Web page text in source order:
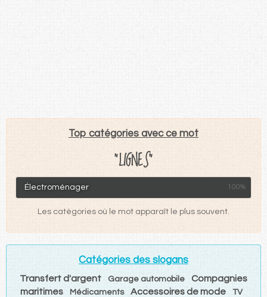
Top catégories avec ce mot
"LIGNES"
Électroménager 100%
Les catégories où le mot apparaît le plus souvent.
Catégories des slogans
Transfert d'argent Garage automobile
Compagnies
maritimes
Médicaments Accessoires de mode TV